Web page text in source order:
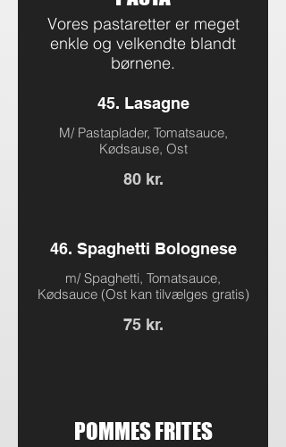
Vores pastaretter er meget
enkle og velkendte blandt
børnene.
45. Lasagne
M/ Pastaplader, Tomatsauce,
Kødsause, Ost
80 kr.
46. Spaghetti Bolognese
m/ Spaghetti, Tomatsauce,
Kødsauce (Ost kan tilvælges gratis)
75 kr.
POMMES FRITES